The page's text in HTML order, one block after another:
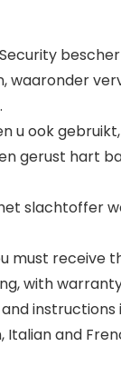
waaronder
u ook
gerust hart
slachtoffer
must receive
with
instructions
Italian and